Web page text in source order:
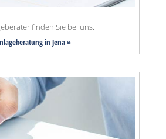
finden Sie bei uns.
in Jena »